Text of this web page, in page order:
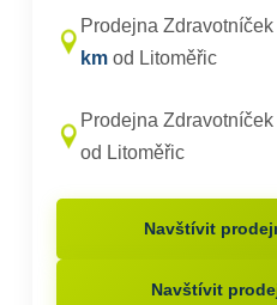
Prodejna
km od Litoměřic
Prodejna
od Litoměřic
Navštívit
Navštívit